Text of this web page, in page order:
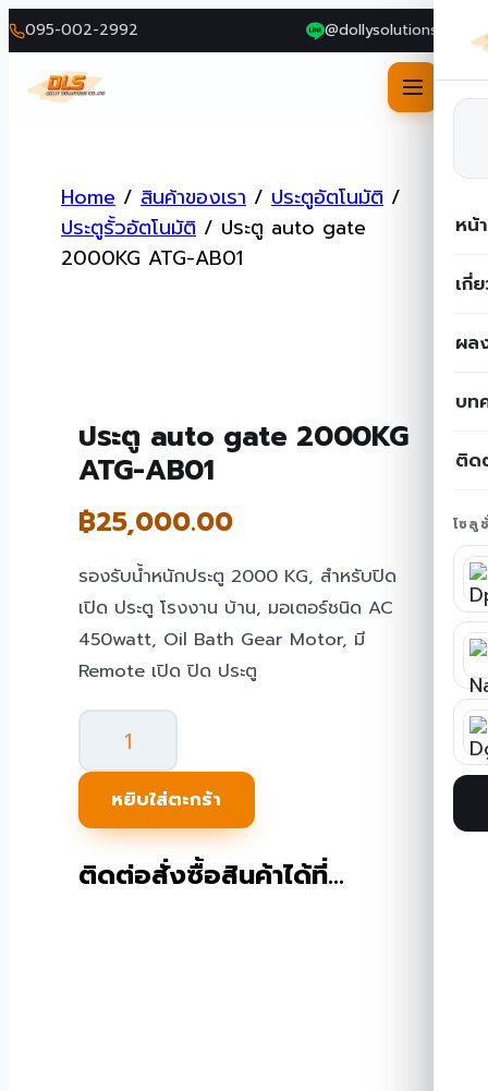
095-002-2992 @dollysolutions
หน้
เกี่
ผล
บท
ติด
โซลู
contentHome / สินค้าของเรา / ประตูอัตโนมัติ /
ประตูรั้วอัตโนมัติ / ประตู auto gate
2000KG ATG-AB01
ประตู auto gate 2000KG
ATG-AB01
฿25,000.00
รองรับน้ำหนักประตู 2000 KG, สำหรับปิด
เปิด ประตู โรงงาน บ้าน, มอเตอร์ชนิด AC
450watt, Oil Bath Gear Motor, มี
Remote เปิด ปิด ประตู
จำนวน
auto
gate
2000KG
ATG-
หยิบใส่ตะกร้า
ติดต่อสั่งซื้อสินค้าได้ที่…